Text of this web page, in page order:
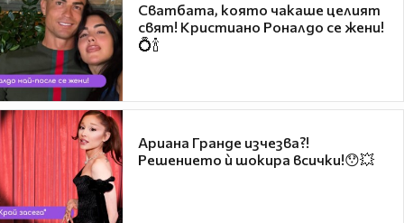
Сватбата, която чакаше целият
свят! Кристиано Роналдо се жени!
💍🍾
Ариана Гранде изчезва?!
Решението ѝ шокира всички!😯💥